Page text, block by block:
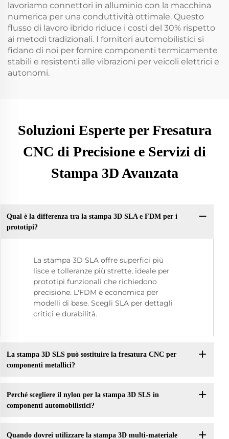
lavoriamo connettori in alluminio con la macchina
numerica per una conduttività ottimale. Questo
flusso di lavoro ibrido riduce i costi del 30% rispetto
ai metodi tradizionali. I fornitori automobilistici si
fidano di noi per fornire componenti termicamente
stabili e resistenti alle vibrazioni per veicoli elettrici e
autonomi.
Soluzioni Esperte per Fresatura
CNC di Precisione e Servizi di
Stampa 3D Avanzata
Qual è la differenza tra la stampa 3D SLA e FDM per i
prototipi?
La stampa 3D SLA offre superfici più
lisce e tolleranze più strette, ideale per
prototipi funzionali che richiedono
precisione. L'FDM è economica per
modelli di base. Scegli SLA per dettagli
critici e durabilità.
La stampa 3D SLS può sostituire la fresatura CNC per
componenti metallici?
Perché scegliere il nylon per la stampa 3D SLS in
componenti automobilistici?
Quando dovrei utilizzare la stampa 3D multi-materiale